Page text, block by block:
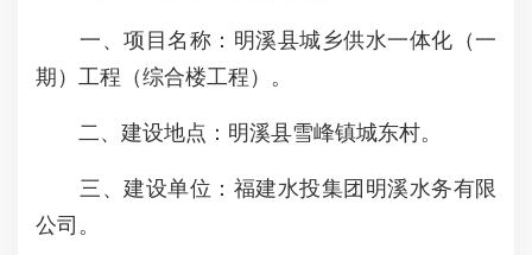
一、项目名称：明溪县城乡供水一体化（一
期）工程（综合楼工程）。
二、建设地点：明溪县雪峰镇城东村。
三、建设单位：福建水投集团明溪水务有限
公司。